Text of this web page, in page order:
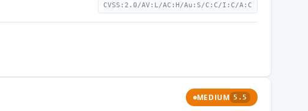
CVSS:2.0/AV:L/AC:H/Au:S/C:C/I:C/A:C
MEDIUM 5.5